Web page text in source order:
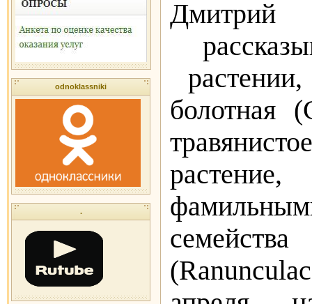
odnoklassniki
.
болотная (
(